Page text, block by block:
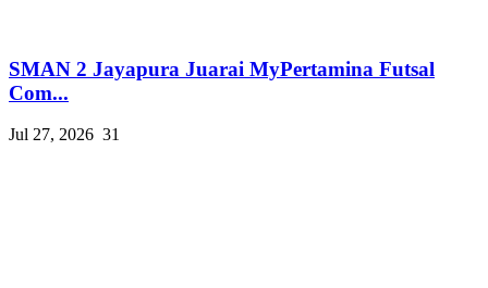
SMAN 2 Jayapura Juarai MyPertamina Futsal
Com...
Jul 27, 2026 31